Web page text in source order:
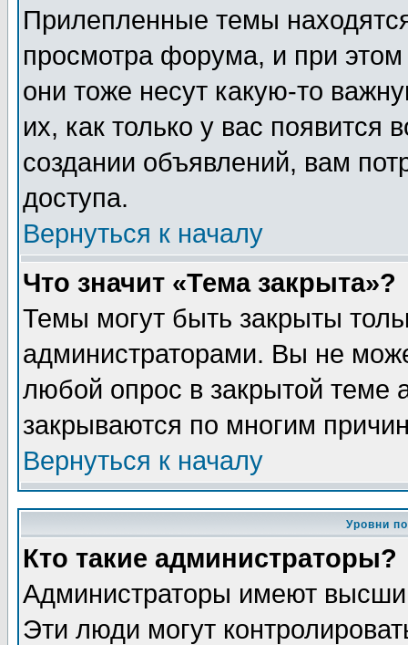
Прилепленные темы
просмотра форума, и при
они тоже несут какую-то
их, как только у вас появится
создании объявлений, вам
доступа.
Вернуться к началу
Что значит «Тема закрыта»?
Темы могут быть закрыты
администраторами. Вы не
любой опрос в закрытой теме
закрываются по многим
Вернуться к началу
Уровни
Кто такие администраторы?
Администраторы имеют
Эти люди могут